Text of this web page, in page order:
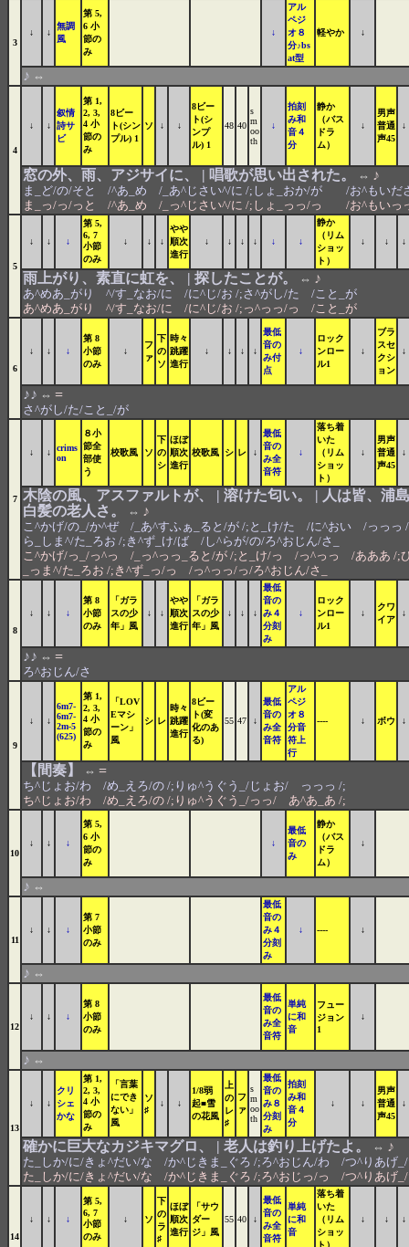
3
↓ ↓
無調
風
第 5,
6 小
節の
み
↓
アル
ペジ
オ８
分♪bs
at型
軽やか ↓
♪ ⇔
4
↓ ↓
叙情
詩サ
ビ
第 1,
2, 3,
4 小
節の
み
8ビー
ト(シン
プル) 1
ソ ↓ ↓
8ビー
ト(シ
ンプ
ル) 1
48 40
s
m
oo
th
↓
拍刻
み和
音４
分
静か
（バス
ドラ
ム）
↓
男声
普通
声45
↓
窓の外、雨、アジサイに、 | 唱歌が思い出された。 ⇔ ♪
ま_ど/の/そと /^あ_め /_あ^じさい^/に /;しょ_おか/が /お^もいだ
ま_っ/っ/っと /^あ_め /_っ^じさい^/に /;しょ_っっ/っ /お^もいっ
5
↓ ↓ ↓
第 5,
6, 7
小節
のみ
↓ ↓ ↓
やや
順次
進行
↓ ↓ ↓ ↓ ↓ ↓
静か
（リム
ショッ
ト）
↓ ↓ ↓
雨上がり、素直に虹を、 | 探したことが。 ⇔ ♪
あ^めあ_がり ^/す_なお/に /に^じ/お /;さ^がし/た /こと_が
あ^めあ_がり ^/す_なお/に /に^じ/お /;っ^っっ/っ /こと_が
6
↓ ↓ ↓
第 8
小節
のみ
↓
フ
ァ
下
の
ソ
時々
跳躍
進行
↓ ↓ ↓ ↓
最低
音の
み付
点
↓
ロック
ンロー
ル1
↓
ブラ
スセ
クシ
ョン
↓
♪♪ ⇔ =
さ^がし/た/こと_/が
7
↓ ↓
crims
on
８小
節全
部使
う
校歌風 ソ
下
の
シ
ほぼ
順次
進行
校歌風 シ レ ↓
最低
音の
み全
音符
↓
落ち着
いた
（リム
ショッ
ト）
↓
男声
普通
声45
↓
木陰の風、アスファルトが、 | 溶けた匂い。 | 人は皆、浦
白髪の老人さ。
⇔ ♪
こ^かげ/の_/か^ぜ /_あ^すふぁ_ると/が /;と_け/た /に^おい /っっっ
ら_しま^/た_ろお /;き^ず_け/ば /し^らが/の/ろ^おじん/さ_
こ^かげ/っ_/っ^っ /_っ^っっ_ると/が /;と_け/っ /っ^っっ /あああ /;
_っま^/た_ろお /;き^ず_っ/っ /っ^っっ/っ/ろ^おじん/さ_
8
↓ ↓ ↓
第 8
小節
のみ
「ガラ
スの少
年」風
↓ ↓
やや
順次
進行
「ガラ
スの少
年」風
↓ ↓ ↓
最低
音の
み４
分刻
み
↓
ロック
ンロー
ル1
↓
クワ
イア
↓
♪♪ ⇔ =
ろ^おじん/さ
9
↓ ↓
6m7-
6m7-
2m-5
(625)
第 1,
2, 3,
4 小
節の
み
「LOV
Eマシ
ーン」
風
シ レ
時々
跳躍
進行
8ビー
ト(変
化のあ
る)
55 47 ↓
最低
音の
み全
音符
アル
ペジ
オ８
分音
符上
行
---- ↓ ボウ ↓
【間奏】 ⇔ =
ち^じょお/わ /め_えろ/の /;りゅ^うぐう_/じょお/ っっっ /;
ち^じょお/わ /め_えろ/の /;りゅ^うぐう_/っっ/ あ^あ_あ /;
10
↓ ↓ ↓
第 5,
6 小
節の
み
↓
最低
音の
み
静か
（バス
ドラ
ム）
↓
♪ ⇔
11
↓ ↓ ↓
第 7
小節
のみ
最低
音の
み４
分刻
み
↓ ---- ↓
♪ ⇔
12
↓ ↓ ↓
第 8
小節
のみ
最低
音の
み全
音符
単純
に和
音
フュー
ジョン
1
↓
♪ ⇔
13
↓ ↓
クリ
シェ
かな
第 1,
2, 3,
4 小
節の
み
「言葉
にでき
ない」
風
ソ
♯
↓ ↓
1/8弱
起■雪
の花風
上
の
レ
♯
フ
ァ
s
m
oo
th
最低
音の
み８
分刻
み
拍刻
み和
音４
分
↓ ↓
男声
普通
声45
↓
確かに巨大なカジキマグロ、 | 老人は釣り上げたよ。 ⇔ ♪
た_しか/に/きょ^だい/な /か^じきま_ぐろ /;ろ^おじん/わ /つ^りあげ
た_しか/に/きょ^だい/な /か^じきま_ぐろ /;ろ^おじっ/っ /つ^りあげ
14
↓ ↓ ↓
第 5,
6, 7
小節
のみ
↓ ソ
下
の
ラ
♯
ほぼ
順次
進行
「サウ
ダー
ジ」風
55 40 ↓
最低
音の
み全
音符
単純
に和
音
落ち着
いた
（リム
ショッ
ト）
↓ ↓ ↓